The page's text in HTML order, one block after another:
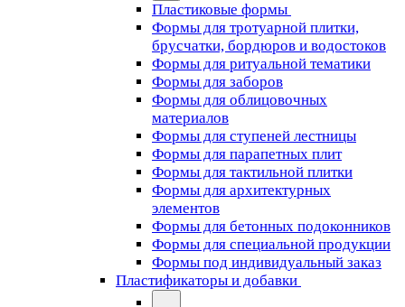
Пластиковые формы
Формы для тротуарной плитки,
брусчатки, бордюров и водостоков
Формы для ритуальной тематики
Формы для заборов
Формы для облицовочных
материалов
Формы для ступеней лестницы
Формы для парапетных плит
Формы для тактильной плитки
Формы для архитектурных
элементов
Формы для бетонных подоконников
Формы для специальной продукции
Формы под индивидуальный заказ
Пластификаторы и добавки